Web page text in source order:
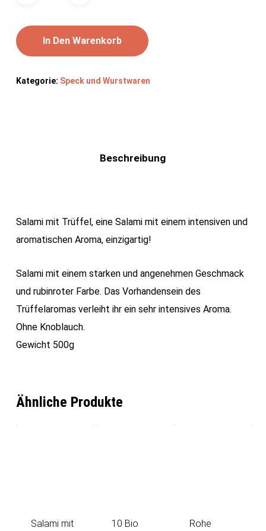
In Den Warenkorb
Kategorie: Speck und Wurstwaren
Beschreibung
Salami mit Trüffel, eine Salami mit einem intensiven und
aromatischen Aroma, einzigartig!
Salami mit einem starken und angenehmen Geschmack
und rubinroter Farbe. Das Vorhandensein des
Trüffelaromas verleiht ihr ein sehr intensives Aroma.
Ohne Knoblauch.
Gewicht 500g
Ähnliche Produkte
Salami mit
10 Bio
Rohe